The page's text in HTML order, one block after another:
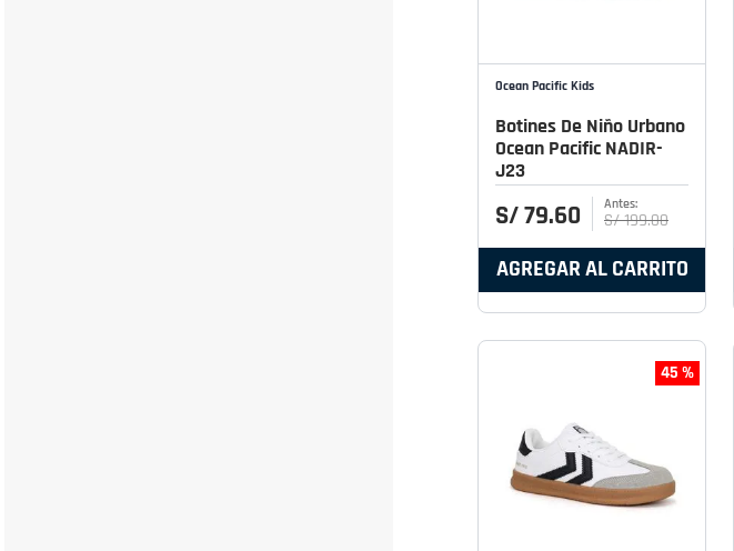
Ocean Pacific Kids
Botines De Niño Urbano
Ocean Pacific NADIR-
J23
S/79.60 S/199.00
AGREGAR AL CARRITO
45 %